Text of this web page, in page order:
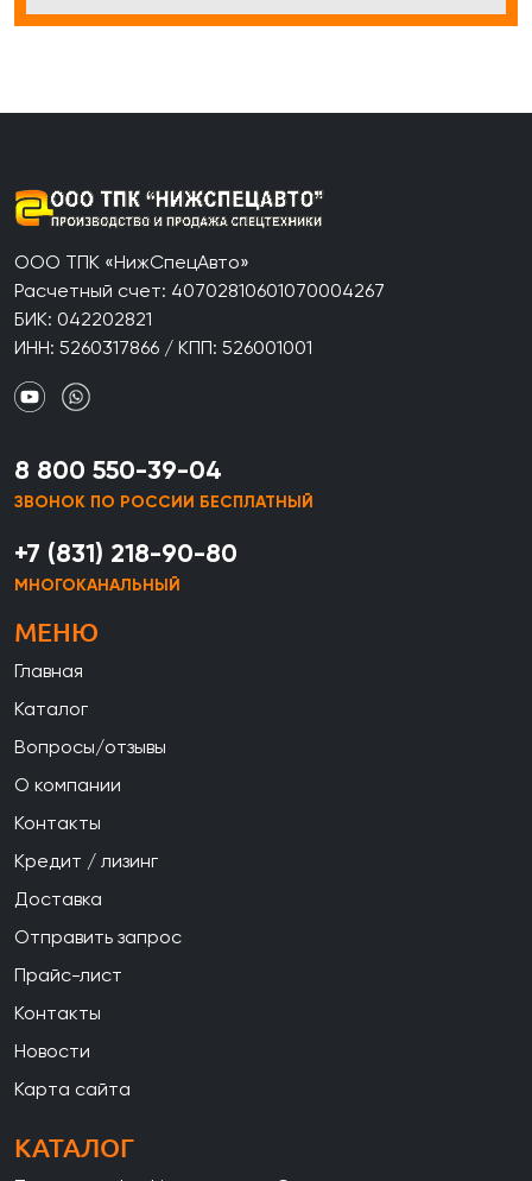
ООО ТПК «НижСпецАвто»
Расчетный счет: 40702810601070004267
БИК: 042202821
ИНН: 5260317866 / КПП: 526001001
8 800 550-39-04
ЗВОНОК ПО РОССИИ БЕСПЛАТНЫЙ
+7 (831) 218-90-80
МНОГОКАНАЛЬНЫЙ
МЕНЮ
Главная
Каталог
Вопросы/отзывы
О компании
Контакты
Кредит / лизинг
Доставка
Отправить запрос
Прайс-лист
Контакты
Новости
Карта сайта
КАТАЛОГ